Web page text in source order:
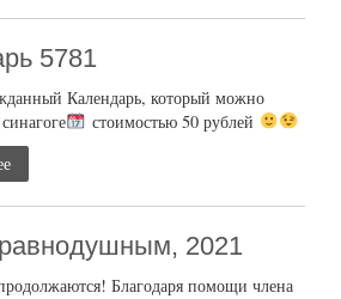
5781
Календарь, который можно
стоимостью 50 рублей
2021
Благодаря помощи члена